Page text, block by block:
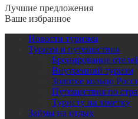
Лучшие предложения
Ваше избранное
Новости туризма
Туризм и путешествия
Бронирование
Внутренний туризм
Золотое кольцо
Путешествия по
Туристу на заметку
Займы на отдых